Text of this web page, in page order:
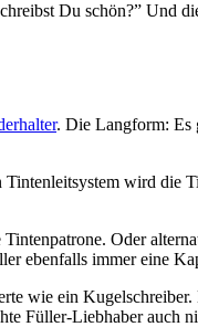
Du schön?” Und
. Die Langform: Es
wird die
Oder
ebenfalls immer eine
wie ein Kugelschreiber.
Füller-Liebhaber auch